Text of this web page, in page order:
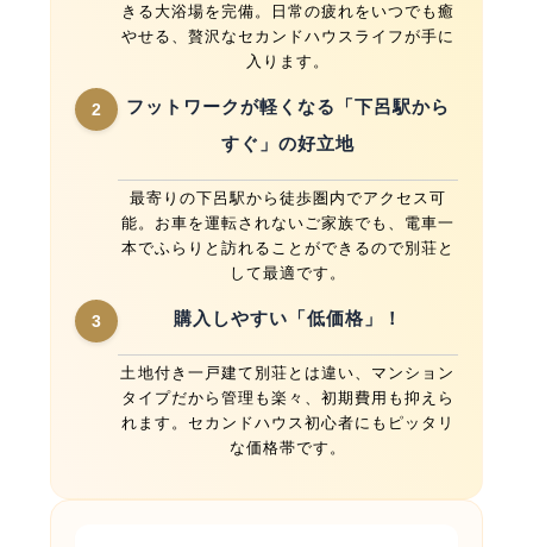
きる大浴場を完備。日常の疲れをいつでも癒
やせる、贅沢なセカンドハウスライフが手に
入ります。
2
フットワークが軽くなる「下呂駅から
すぐ」の好立地
最寄りの下呂駅から徒歩圏内でアクセス可
能。お車を運転されないご家族でも、電車一
本でふらりと訪れることができるので別荘と
して最適です。
3 購入しやすい「低価格」！
土地付き一戸建て別荘とは違い、マンション
タイプだから管理も楽々、初期費用も抑えら
れます。セカンドハウス初心者にもピッタリ
な価格帯です。